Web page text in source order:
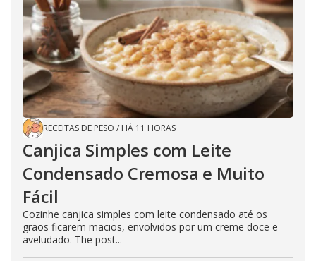
RECEITAS DE PESO / HÁ 11 HORAS
Canjica Simples com Leite
Condensado Cremosa e Muito
Fácil
Cozinhe canjica simples com leite condensado até os
grãos ficarem macios, envolvidos por um creme doce e
aveludado. The post...